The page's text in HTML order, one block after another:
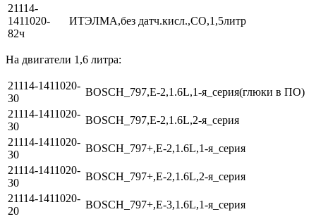
21114-
1411020-
82ч
ИТЭЛМА,без датч.кисл.,СО,1,5литр
На двигатели 1,6 литра:
21114-1411020-
30
BOSCH_797,E-2,1.6L,1-я_серия(глюки в ПО)
21114-1411020-
30
BOSCH_797,E-2,1.6L,2-я_серия
21114-1411020-
30
BOSCH_797+,E-2,1.6L,1-я_серия
21114-1411020-
30
BOSCH_797+,E-2,1.6L,2-я_серия
21114-1411020-
20
BOSCH_797+,E-3,1.6L,1-я_серия